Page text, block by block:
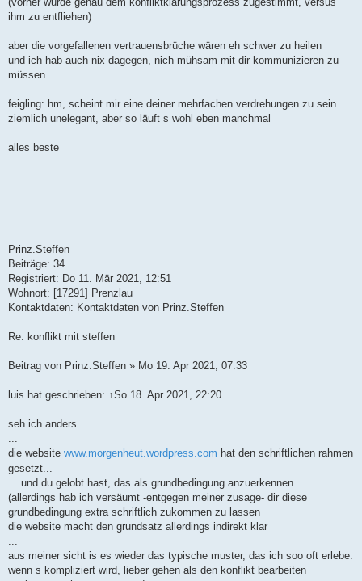
ihm zu entfliehen)
aber die vorgefallenen vertrauensbrüche wären eh schwer zu heilen
und ich hab auch nix dagegen, nich mühsam mit dir kommunizieren zu
müssen
feigling: hm, scheint mir eine deiner mehrfachen verdrehungen zu sein
ziemlich unelegant, aber so läuft s wohl eben manchmal
alles beste
Prinz.Steffen
Beiträge: 34
Registriert: Do 11. Mär 2021, 12:51
Wohnort: [17291] Prenzlau
Kontaktdaten: Kontaktdaten von Prinz.Steffen
Re: konflikt mit steffen
Beitrag von Prinz.Steffen » Mo 19. Apr 2021, 07:33
luis hat geschrieben: ↑So 18. Apr 2021, 22:20
seh ich anders
...
die website www.morgenheut.wordpress.com hat den schriftlichen rahmen
gesetzt...
... und du gelobt hast, das als grundbedingung anzuerkennen
(allerdings hab ich versäumt -entgegen meiner zusage- dir diese
grundbedingung extra schriftlich zukommen zu lassen
die website macht den grundsatz allerdings indirekt klar
...
aus meiner sicht is es wieder das typische muster, das ich soo oft erlebe:
wenn s kompliziert wird, lieber gehen als den konflikt bearbeiten